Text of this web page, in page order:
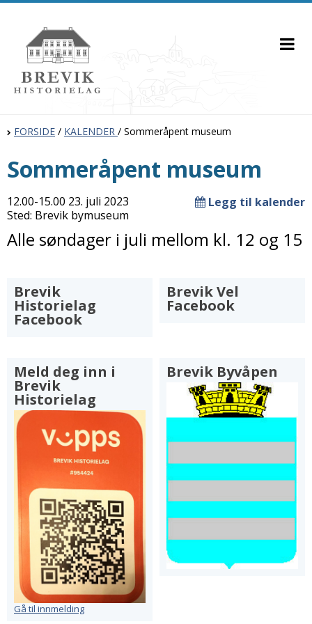
FORSIDE / KALENDER / Sommeråpent museum
Sommeråpent museum
12.00-15.00 23. juli 2023
Legg til kalender
Sted: Brevik bymuseum
Alle søndager i juli mellom kl. 12 og 15
Brevik
Historielag
Facebook
Brevik Vel
Facebook
Meld deg inn i
Brevik
Historielag
Gå til innmelding
Brevik Byvåpen